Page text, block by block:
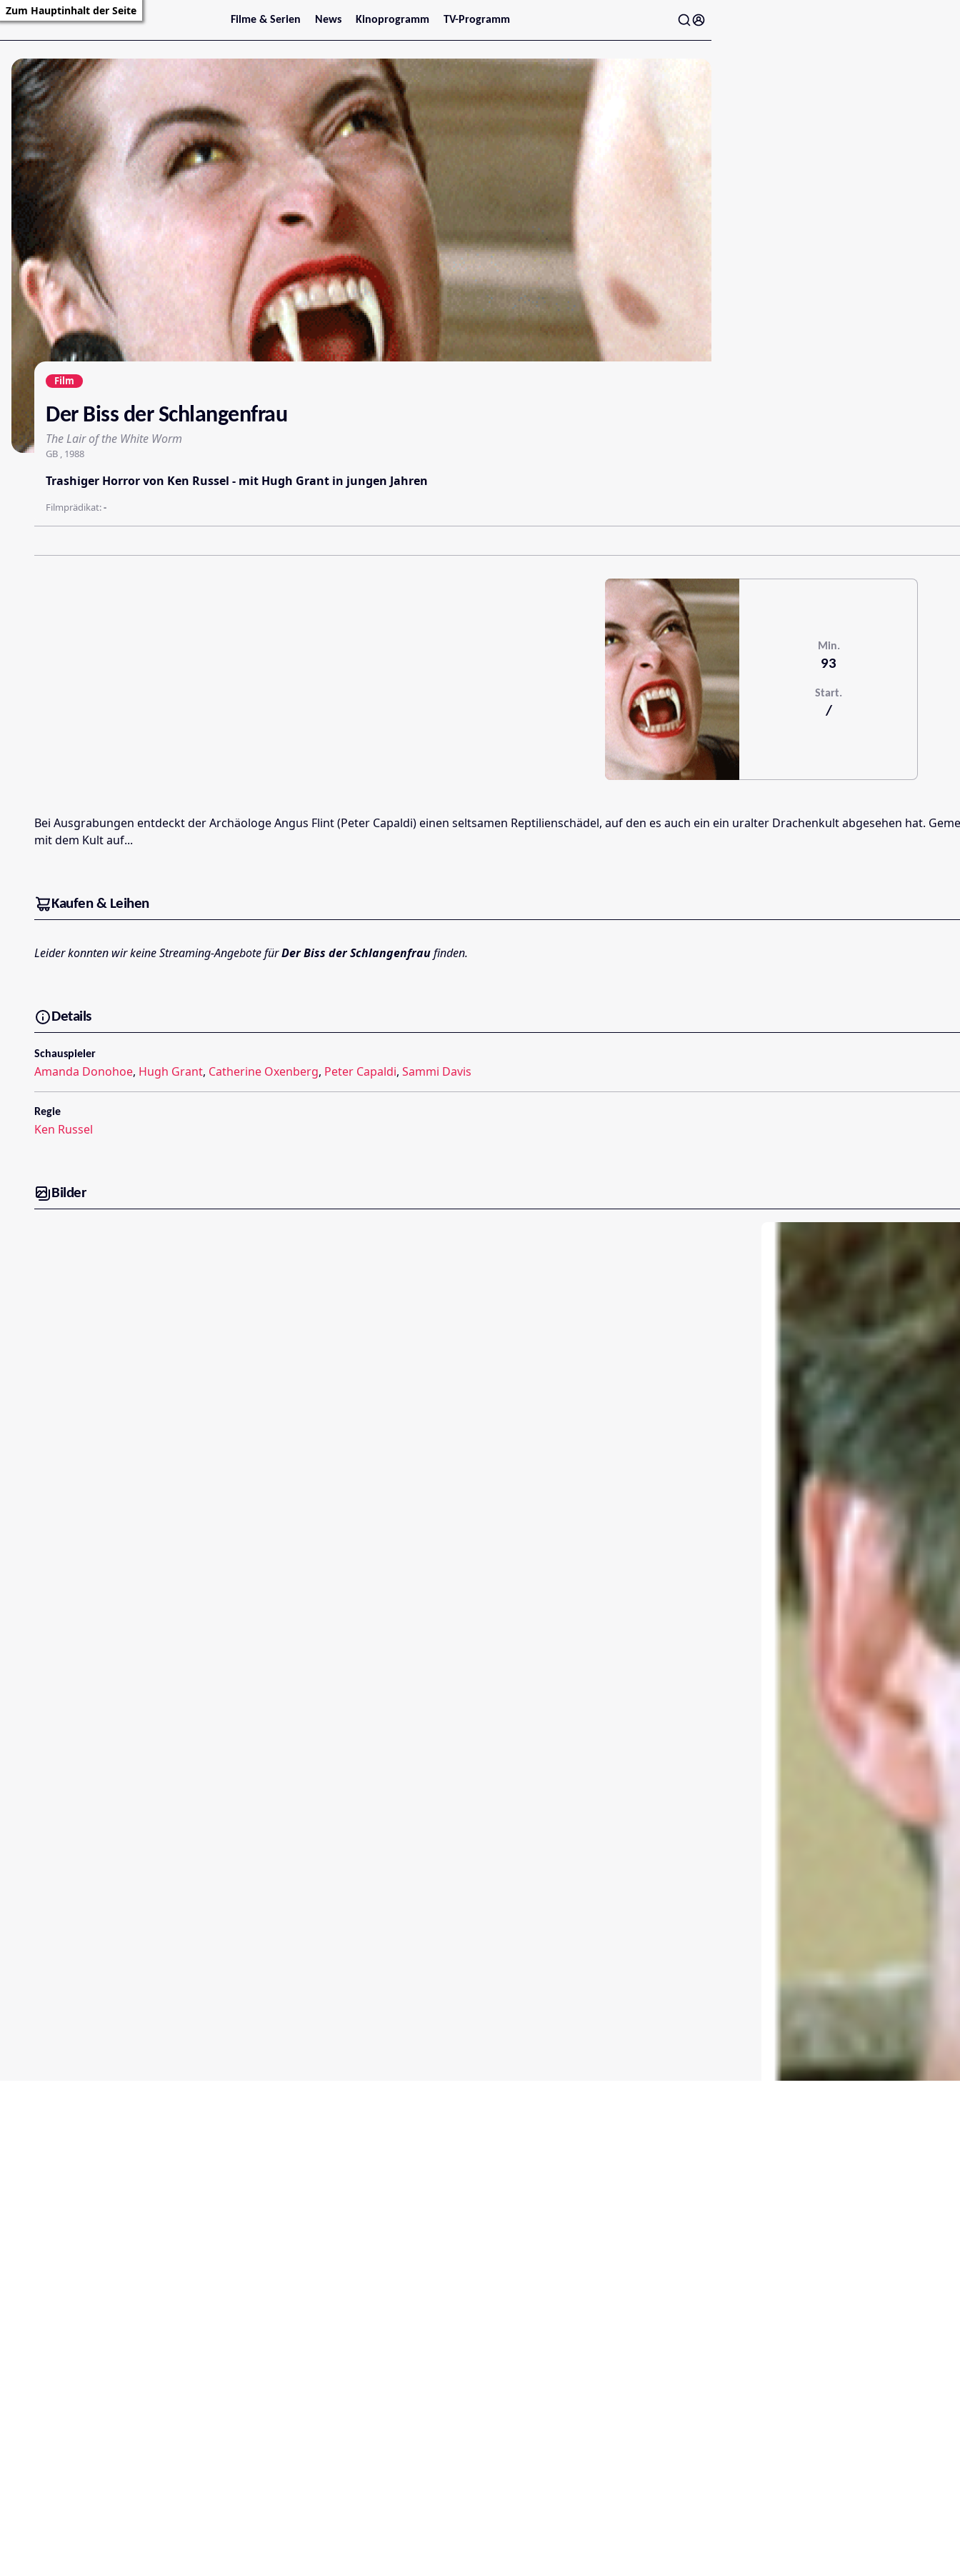
Zum Hauptinhalt der Seite
Filme & Serien
Trailer
Filmarchiv
Serienarchiv
News
Stars
Kinoprogramm
Jetzt im Kino
Wien
Niederösterreich
Oberösterreich
Steiermark
Burgenland
Kärnten
Salzburg
Tirol
Vorarlberg
TV-Programm
Film
Der Biss der Schlangenfrau
The Lair of the White Worm
GB , 1988
Trashiger Horror von Ken Russel - mit Hugh Grant in jungen Jahren
Filmprädikat:-
Min.
93
Start.
/
Bei Ausgrabungen entdeckt der Archäologe Angus Flint (Peter Capaldi) einen seltsamen Reptilienschädel, auf den es auch ein ein uralter Drachenkult abgesehen hat.
mit dem Kult auf...
Kaufen & Leihen
Leider konnten wir keine Streaming-Angebote fürDer Biss der Schlangenfraufinden.
Details
Schauspieler
Amanda Donohoe, Hugh Grant, Catherine Oxenberg, Peter Capaldi, Sammi Davis
Regie
Ken Russel
Bilder